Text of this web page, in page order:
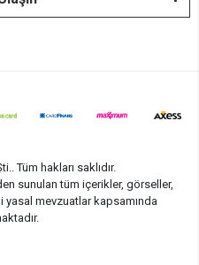
Tüm hakları saklıdır.
sunulan tüm içerikler, görseller,
yasal mevzuatlar kapsamında